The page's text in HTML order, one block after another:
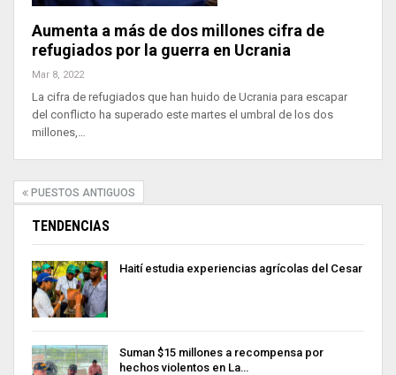
Aumenta a más de dos millones cifra de
refugiados por la guerra en Ucrania
Mar 8, 2022
La cifra de refugiados que han huido de Ucrania para escapar
del conflicto ha superado este martes el umbral de los dos
millones,…
PUESTOS ANTIGUOS
TENDENCIAS
Haití estudia experiencias agrícolas del Cesar
Suman $15 millones a recompensa por
hechos violentos en La…